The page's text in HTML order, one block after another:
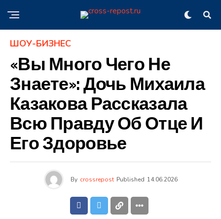
ШОУ-БИЗНЕС
«Вы Много Чего Не
Знаете»: Дочь Михаила
Казакова Рассказала
Всю Правду Об Отце И
Его Здоровье
By crossrepost Published 14.06.2026